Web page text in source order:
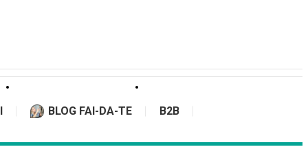
BLOG FAI-DA-TE B2B